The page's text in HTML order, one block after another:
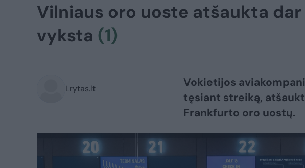
Vilniaus oro uoste atšaukta dar
vyksta (1)
Lrytas.lt
Vokietijos
tęsiant streiką,
Frankfurto oro uostų.